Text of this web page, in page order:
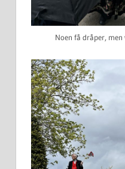
Noen få dråper,